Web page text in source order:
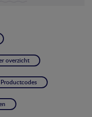
overzicht
Productcodes